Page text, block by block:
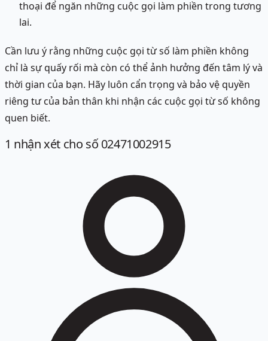
thoại để ngăn những cuộc gọi làm phiền trong tương
lai.
Cần lưu ý rằng những cuộc gọi từ số làm phiền không
chỉ là sự quấy rối mà còn có thể ảnh hưởng đến tâm lý và
thời gian của bạn. Hãy luôn cẩn trọng và bảo vệ quyền
riêng tư của bản thân khi nhận các cuộc gọi từ số không
quen biết.
1 nhận xét cho số 02471002915